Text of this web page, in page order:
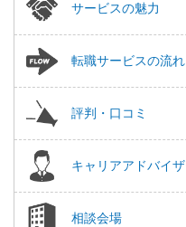
サービスの魅力
転職サービスの流れ
評判・口コミ
キャリアアドバイ
相談会場